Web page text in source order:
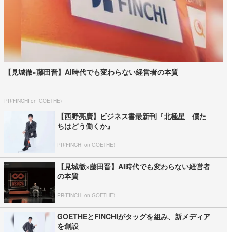
【見城徹×藤田晋】AI時代でも変わらない経営者の本質
PR(FINCHI on GOETHE)
【西野亮廣】ビジネス書最新刊『北極星 僕た
ちはどう働くか』
PR(FINCHI on GOETHE)
【見城徹×藤田晋】AI時代でも変わらない経営者
の本質
PR(FINCHI on GOETHE)
GOETHEとFINCHIがタッグを組み、新メディア
を創設